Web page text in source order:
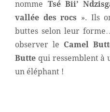
nomme Tsé Bii’
vallée des rocs ». Ils
buttes selon leur
observer le Camel
Butte qui ressemblent à
un éléphant !